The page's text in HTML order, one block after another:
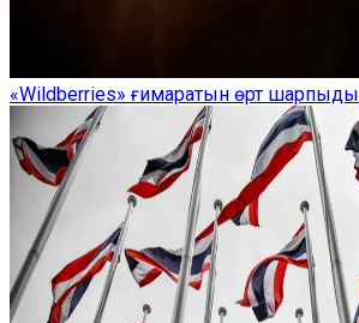
«Wildberries» ғимаратын өрт шарпыды